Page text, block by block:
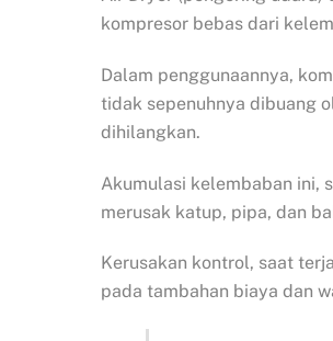
kompresor bebas dari
Dalam penggunaannya,
tidak sepenuhnya dibuang
dihilangkan.
Akumulasi kelembaban ini,
merusak katup, pipa, dan
Kerusakan kontrol, saat
pada tambahan biaya dan